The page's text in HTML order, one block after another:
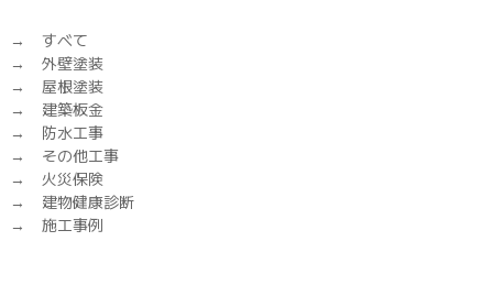
すべて
外壁塗装
屋根塗装
建築板金
防水工事
その他工事
火災保険
建物健康診断
施工事例